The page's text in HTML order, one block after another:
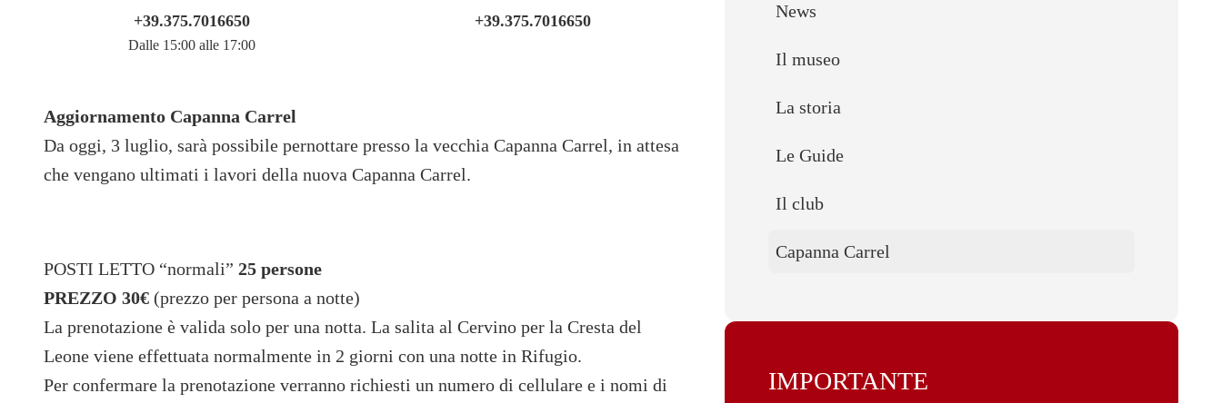
+39.375.7016650
Dalle 15:00 alle 17:00
+39.375.7016650
Aggiornamento Capanna Carrel
Da oggi, 3 luglio, sarà possibile pernottare presso la vecchia Capanna Carrel, in attesa
che vengano ultimati i lavori della nuova Capanna Carrel.
POSTI LETTO “normali” 25 persone
PREZZO 30€ (prezzo per persona a notte)
La prenotazione è valida solo per una notta. La salita al Cervino per la Cresta del
Leone viene effettuata normalmente in 2 giorni con una notte in Rifugio.
Per confermare la prenotazione verranno richiesti un numero di cellulare e i nomi di
News
Il museo
La storia
Le Guide
Il club
Capanna Carrel
IMPORTANTE